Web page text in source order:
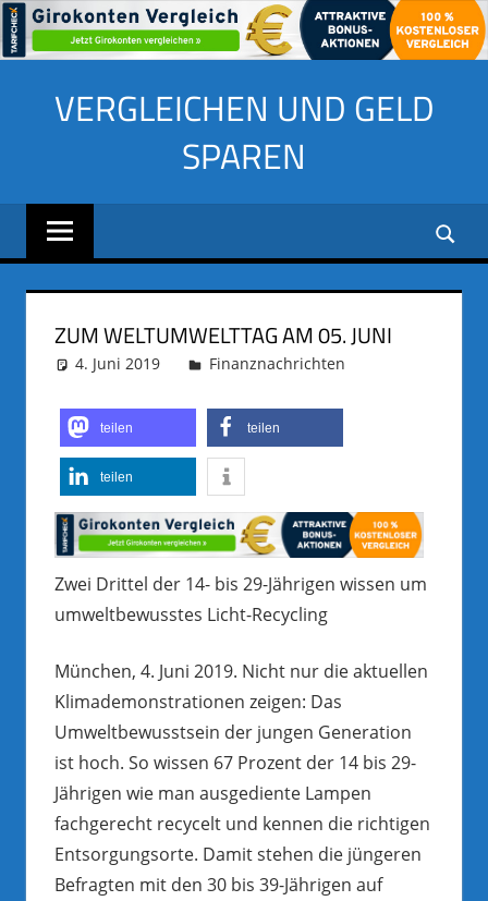
VERGLEICHEN UND GELD
SPAREN
ZUM WELTUMWELTTAG AM 05. JUNI
4. Juni 2019 adminus
Finanznachrichten
teilen teilen
teilen
Zwei Drittel der 14- bis 29-Jährigen wissen um
umweltbewusstes Licht-Recycling
München, 4. Juni 2019. Nicht nur die aktuellen
Klimademonstrationen zeigen: Das
Umweltbewusstsein der jungen Generation
ist hoch. So wissen 67 Prozent der 14 bis 29-
Jährigen wie man ausgediente Lampen
fachgerecht recycelt und kennen die richtigen
Entsorgungsorte. Damit stehen die jüngeren
Befragten mit den 30 bis 39-Jährigen auf